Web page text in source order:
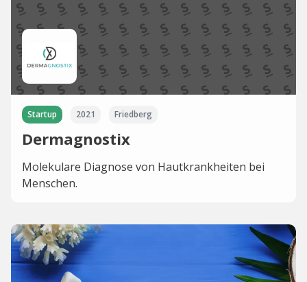
Startup 2021 Friedberg
Dermagnostix
Molekulare Diagnose von Hautkrankheiten bei
Menschen.